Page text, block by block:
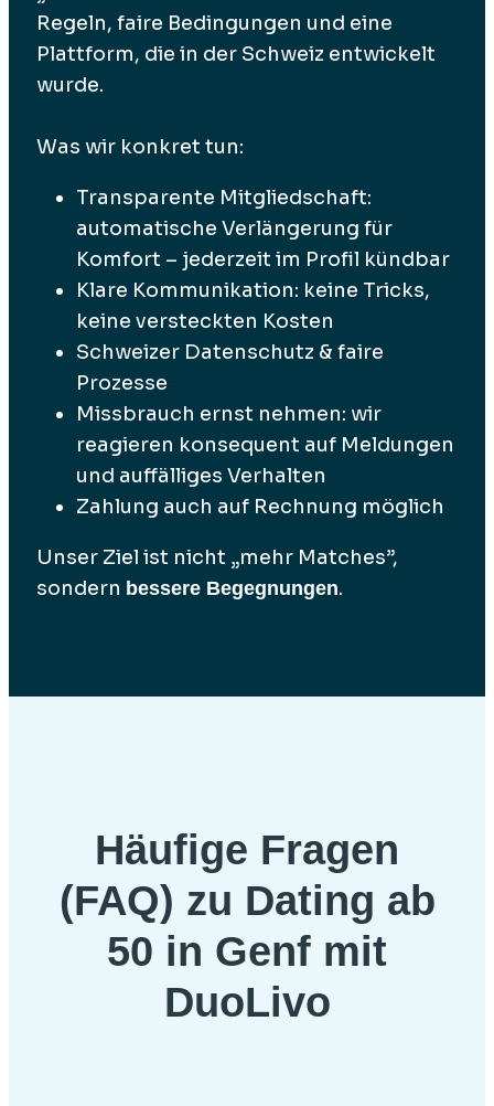
Regeln, faire Bedingungen und eine
Plattform, die in der Schweiz entwickelt
wurde.
Was wir konkret tun:
Transparente Mitgliedschaft:
automatische Verlängerung für
Komfort – jederzeit im Profil kündbar
Klare Kommunikation: keine Tricks,
keine versteckten Kosten
Schweizer Datenschutz & faire
Prozesse
Missbrauch ernst nehmen: wir
reagieren konsequent auf Meldungen
und auffälliges Verhalten
Zahlung auch auf Rechnung möglich
Unser Ziel ist nicht „mehr Matches”,
sondern bessere Begegnungen.
Häufige Fragen
(FAQ) zu Dating ab
50 in Genf mit
DuoLivo